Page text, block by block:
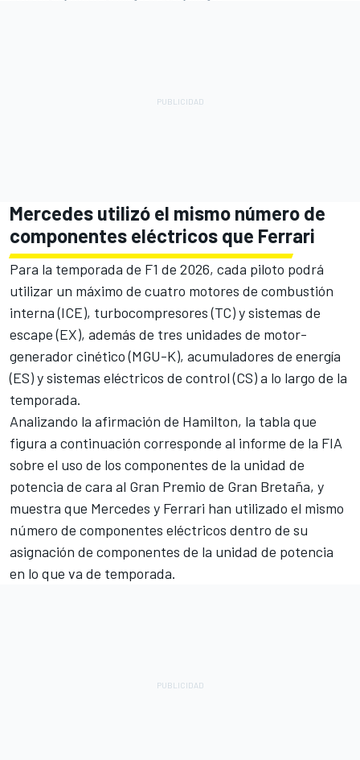
Mercedes utilizó el mismo número de
componentes eléctricos que Ferrari
Para la temporada de F1 de 2026, cada piloto podrá
utilizar un máximo de cuatro motores de combustión
interna (ICE), turbocompresores (TC) y sistemas de
escape (EX), además de tres unidades de motor-
generador cinético (MGU-K), acumuladores de energía
(ES) y sistemas eléctricos de control (CS) a lo largo de la
temporada.
Analizando la afirmación de Hamilton, la tabla que
figura a continuación corresponde al informe de la FIA
sobre el uso de los componentes de la unidad de
potencia de cara al Gran Premio de Gran Bretaña, y
muestra que Mercedes y Ferrari han utilizado el mismo
número de componentes eléctricos dentro de su
asignación de componentes de la unidad de potencia
en lo que va de temporada.